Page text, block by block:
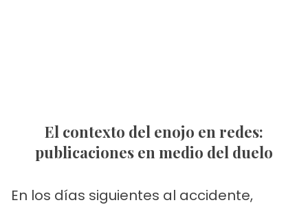
El contexto del enojo en redes:
publicaciones en medio del duelo
En los días siguientes al accidente,